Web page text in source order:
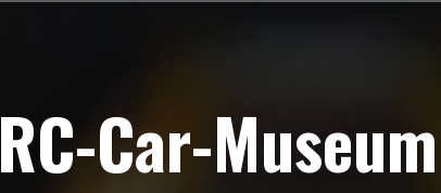
RC-Car-Museum